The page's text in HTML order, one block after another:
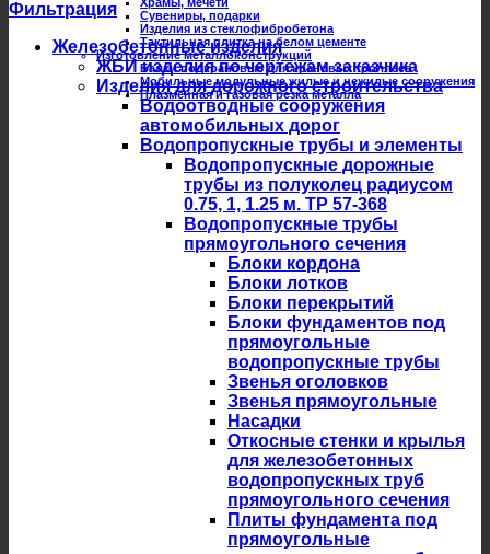
Сувениры, подарки
Изделия из стеклофибробетона
Тактильная плитка на белом цементе
Изготовление металлоконструкций
Балки подкрановые для крановых троллеев
Мобильные модульные жилые и нежилые сооружения
Плазменная и газовая резка металла
Фильтрация
Железобетонные изделия
ЖБИ изделия по чертежам заказчика
Изделия для дорожного строительства
Водоотводные сооружения
автомобильных дорог
Водопропускные трубы и элементы
Водопропускные дорожные
трубы из полуколец радиусом
0.75, 1, 1.25 м. ТР 57-368
Водопропускные трубы
прямоугольного сечения
Блоки кордона
Блоки лотков
Блоки перекрытий
Блоки фундаментов под
прямоугольные
водопропускные трубы
Звенья оголовков
Звенья прямоугольные
Насадки
Откосные стенки и крылья
для железобетонных
водопропускных труб
прямоугольного сечения
Плиты фундамента под
прямоугольные